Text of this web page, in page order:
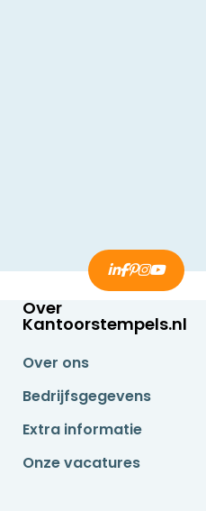
Over
Kantoorstempels.nl
Over ons
Bedrijfsgegevens
Extra informatie
Onze vacatures